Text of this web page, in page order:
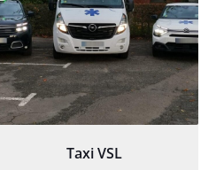
Taxi VSL
personnel très attentionné.
Très satisfait du service.